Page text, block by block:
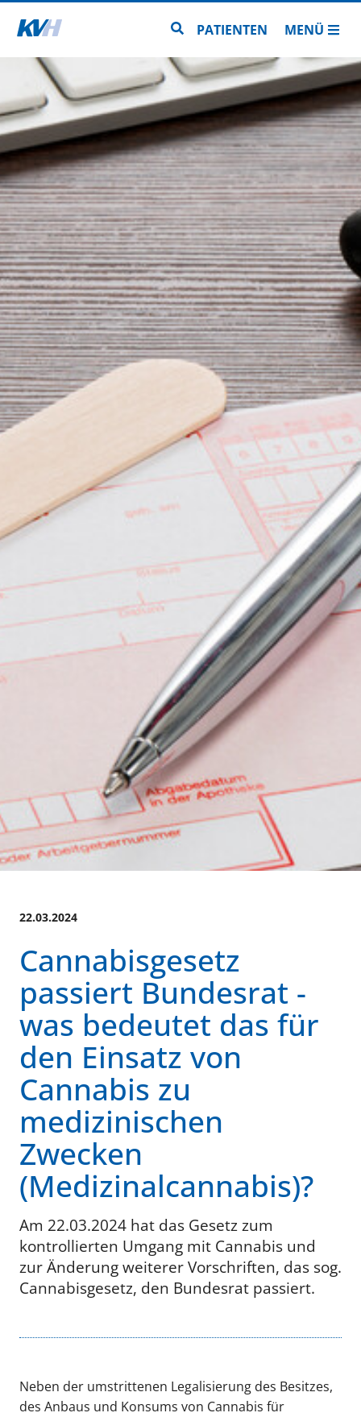
Zur Startseite Zur Seitensuche
PATIENTEN MENÜ
22.03.2024
Cannabisgesetz
passiert Bundesrat -
was bedeutet das für
den Einsatz von
Cannabis zu
medizinischen
Zwecken
(Medizinalcannabis)?
Am 22.03.2024 hat das Gesetz zum
kontrollierten Umgang mit Cannabis und
zur Änderung weiterer Vorschriften, das sog.
Cannabisgesetz, den Bundesrat passiert.
Neben der umstrittenen Legalisierung des Besitzes,
des Anbaus und Konsums von Cannabis für